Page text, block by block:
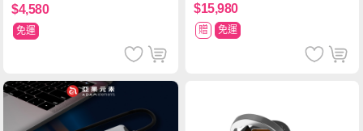
$4,580
免運
$15,980
贈 免運